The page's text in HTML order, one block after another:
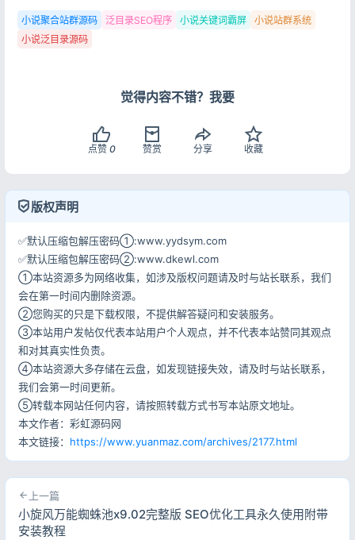
小说聚合站群源码 泛目录SEO程序 小说关键词霸屏
小说站群系统
小说泛目录源码
觉得内容不错？我要
点赞 0 赞赏 分享 收藏
版权声明
✅默认压缩包解压密码①:www.yydsym.com
✅默认压缩包解压密码②:www.dkewl.com
①本站资源多为网络收集，如涉及版权问题请及时与站长联系，我们
会在第一时间内删除资源。
②您购买的只是下载权限，不提供解答疑问和安装服务。
③本站用户发帖仅代表本站用户个人观点，并不代表本站赞同其观点
和对其真实性负责。
④本站资源大多存储在云盘，如发现链接失效，请及时与站长联系，
我们会第一时间更新。
⑤转载本网站任何内容，请按照转载方式书写本站原文地址。
本文作者：彩虹源码网
本文链接： https://www.yuanmaz.com/archives/2177.html
上一篇
小旋风万能蜘蛛池x9.02完整版 SEO优化工具永久使用附带
安装教程